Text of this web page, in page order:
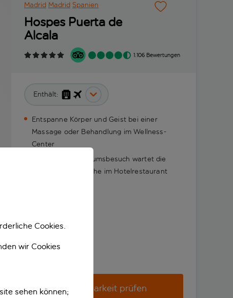
Madrid Madrid Spanien
Hospes Puerta de
Alcala
1.106 Bewertungen
Enthält:
Entspanne Körper und Geist bei einer
Massage oder Behandlung im Wellness-
Center
Nach einem Museumsbesuch wartet die
schmackhafte Küche im Hotelrestaurant
Verfügbarkeit prüfen
Cookies.
wir Cookies
sehen können;